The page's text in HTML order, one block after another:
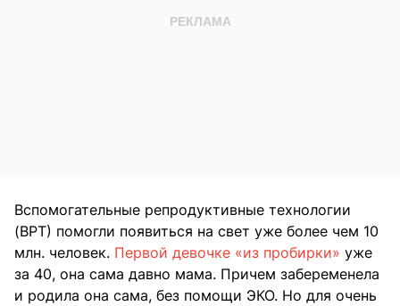
Вспомогательные репродуктивные технологии
(ВРТ) помогли появиться на свет уже более чем 10
млн. человек. Первой девочке «из пробирки» уже
за 40, она сама давно мама. Причем забеременела
и родила она сама, без помощи ЭКО. Но для очень